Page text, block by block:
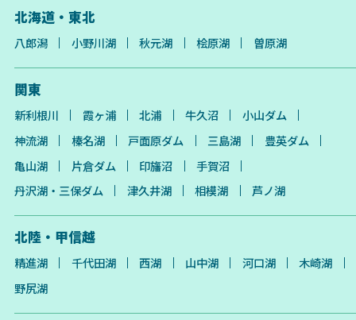
北海道・東北
八郎潟 小野川湖 秋元湖 桧原湖 曽原湖
関東
新利根川 霞ヶ浦 北浦 牛久沼
小山ダム
神流湖
榛名湖 戸面原ダム 三島湖
豊英ダム
亀山湖
片倉ダム 印旛沼
手賀沼
丹沢湖・三保ダム
津久井湖 相模湖 芦ノ湖
北陸・甲信越
精進湖 千代田湖 西湖 山中湖 河口湖
木崎湖
野尻湖